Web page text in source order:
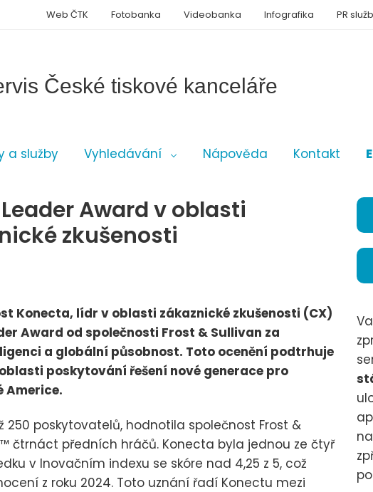
České tiskové kanceláře
a služby Vyhledávání Nápověda Kontakt
Web ČTK Fotobanka Videobanka Infografika PR
Award v oblasti
zkušenosti
Konecta, lídr v oblasti zákaznické zkušenosti (CX)
Award od společnosti Frost & Sullivan za
a globální působnost. Toto ocenění podtrhuje
poskytování řešení nové generace pro
Americe.
250 poskytovatelů, hodnotila společnost Frost &
čtrnáct předních hráčů. Konecta byla jednou ze čtyř
v Inovačním indexu se skóre nad 4,25 z 5, což
z roku 2024. Toto uznání řadí Konectu mezi